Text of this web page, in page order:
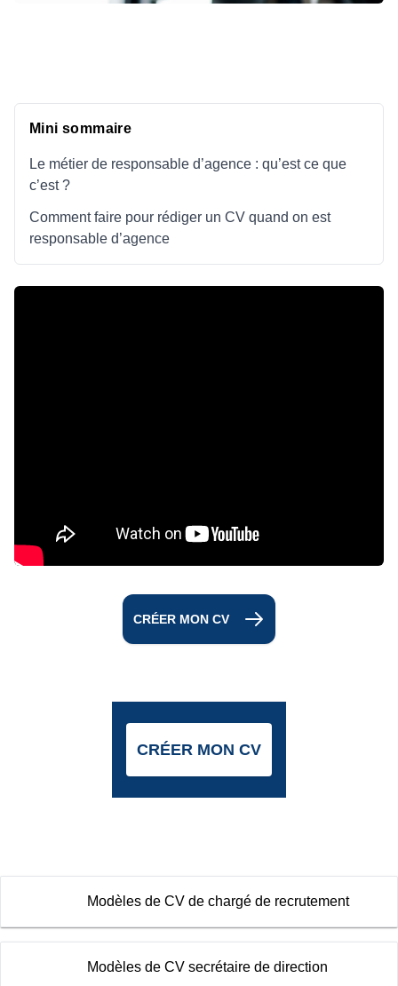
Mini sommaire
Le métier de responsable d’agence : qu’est ce que
c’est ?
Comment faire pour rédiger un CV quand on est
responsable d’agence
CRÉER MON CV
CRÉER MON CV
Modèles de CV de chargé de recrutement
Modèles de CV secrétaire de direction